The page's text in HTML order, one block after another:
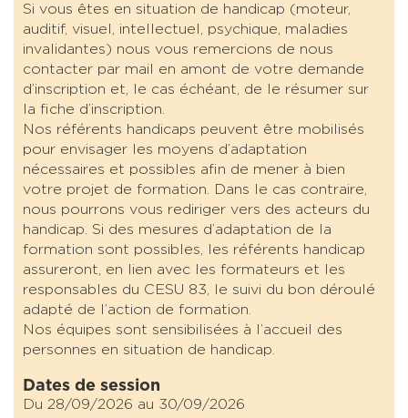
Si vous êtes en situation de handicap (moteur,
auditif, visuel, intellectuel, psychique, maladies
invalidantes) nous vous remercions de nous
contacter par mail en amont de votre demande
d’inscription et, le cas échéant, de le résumer sur
la fiche d’inscription.
Nos référents handicaps peuvent être mobilisés
pour envisager les moyens d’adaptation
nécessaires et possibles afin de mener à bien
votre projet de formation. Dans le cas contraire,
nous pourrons vous rediriger vers des acteurs du
handicap. Si des mesures d’adaptation de la
formation sont possibles, les référents handicap
assureront, en lien avec les formateurs et les
responsables du CESU 83, le suivi du bon déroulé
adapté de l’action de formation.
Nos équipes sont sensibilisées à l’accueil des
personnes en situation de handicap.
Dates de session
Du 28/09/2026 au 30/09/2026